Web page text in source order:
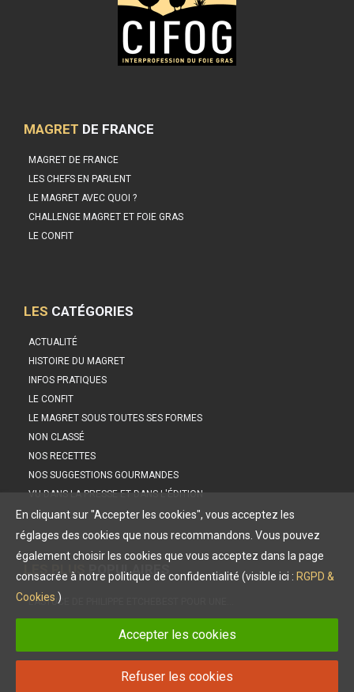
MAGRET DE FRANCE
MAGRET DE FRANCE
LES CHEFS EN PARLENT
LE MAGRET AVEC QUOI ?
CHALLENGE MAGRET ET FOIE GRAS
LE CONFIT
LES CATÉGORIES
ACTUALITÉ
HISTOIRE DU MAGRET
INFOS PRATIQUES
LE CONFIT
LE MAGRET SOUS TOUTES SES FORMES
NON CLASSÉ
NOS RECETTES
NOS SUGGESTIONS GOURMANDES
VU DANS LA PRESSE ET DANS L'ÉDITION
LES PLUS POPULAIRES
L’ASTUCE DE PHILIPPE ETCHEBEST POUR UNE…
INÉDIT : LE CONFIT POUR LA PREMIÈRE FOIS DANS UNE…
En cliquant sur "Accepter les cookies", vous acceptez les
réglages des cookies que nous recommandons. Vous pouvez
également choisir les cookies que vous acceptez dans la page
consacrée à notre politique de confidentialité (visible ici : RGPD &
Cookies )
Accepter les cookies
Refuser les cookies